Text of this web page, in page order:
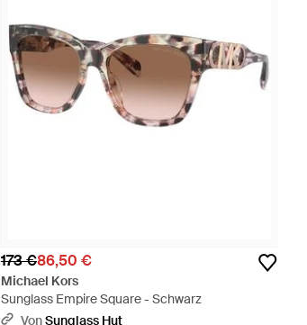
173 €86,50 €
Michael Kors
Sunglass Empire Square - Schwarz
VonSunglass Hut